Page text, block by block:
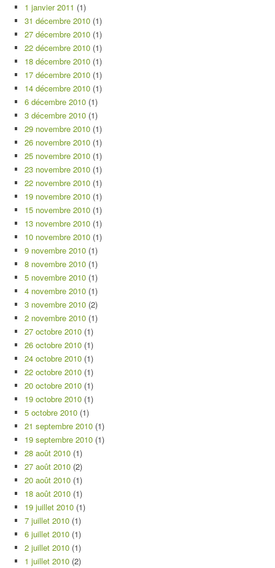
1 janvier 2011 (1)
31 décembre 2010 (1)
27 décembre 2010 (1)
22 décembre 2010 (1)
18 décembre 2010 (1)
17 décembre 2010 (1)
14 décembre 2010 (1)
6 décembre 2010 (1)
3 décembre 2010 (1)
29 novembre 2010 (1)
26 novembre 2010 (1)
25 novembre 2010 (1)
23 novembre 2010 (1)
22 novembre 2010 (1)
19 novembre 2010 (1)
15 novembre 2010 (1)
13 novembre 2010 (1)
10 novembre 2010 (1)
9 novembre 2010 (1)
8 novembre 2010 (1)
5 novembre 2010 (1)
4 novembre 2010 (1)
3 novembre 2010 (2)
2 novembre 2010 (1)
27 octobre 2010 (1)
26 octobre 2010 (1)
24 octobre 2010 (1)
22 octobre 2010 (1)
20 octobre 2010 (1)
19 octobre 2010 (1)
5 octobre 2010 (1)
21 septembre 2010 (1)
19 septembre 2010 (1)
28 août 2010 (1)
27 août 2010 (2)
20 août 2010 (1)
18 août 2010 (1)
19 juillet 2010 (1)
7 juillet 2010 (1)
6 juillet 2010 (1)
2 juillet 2010 (1)
1 juillet 2010 (2)